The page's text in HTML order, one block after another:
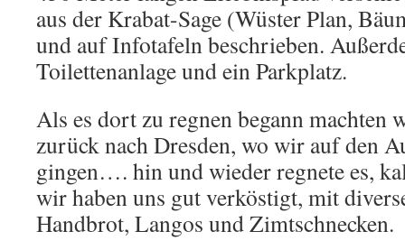
aus der Krabat-Sage (Wüster Plan,
und auf Infotafeln beschrieben.
Toilettenanlage und ein Parkplatz.
Als es dort zu regnen begann machten
zurück nach Dresden, wo wir auf den
gingen…. hin und wieder regnete es,
wir haben uns gut verköstigt, mit
Handbrot, Langos und Zimtschnecken.